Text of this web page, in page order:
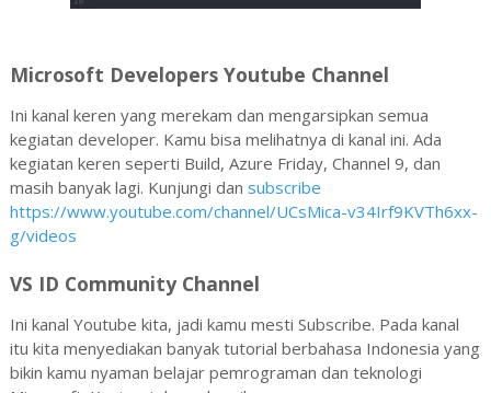
Microsoft Developers Youtube Channel
Ini kanal keren yang merekam dan mengarsipkan semua
kegiatan developer. Kamu bisa melihatnya di kanal ini. Ada
kegiatan keren seperti Build, Azure Friday, Channel 9, dan
masih banyak lagi. Kunjungi dan subscribe
https://www.youtube.com/channel/UCsMica-v34Irf9KVTh6xx-
g/videos
VS ID Community Channel
Ini kanal Youtube kita, jadi kamu mesti Subscribe. Pada kanal
itu kita menyediakan banyak tutorial berbahasa Indonesia yang
bikin kamu nyaman belajar pemrograman dan teknologi